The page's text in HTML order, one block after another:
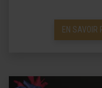
EN SAVOIR